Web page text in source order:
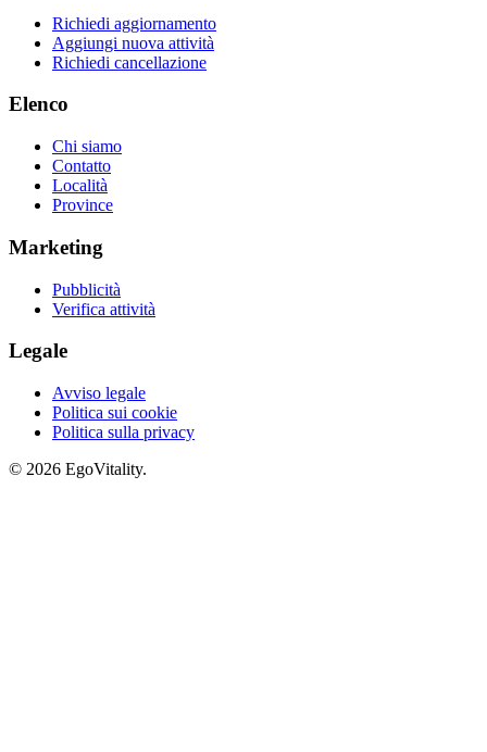
Richiedi aggiornamento
Aggiungi nuova attività
Richiedi cancellazione
Elenco
Chi siamo
Contatto
Località
Province
Marketing
Pubblicità
Verifica attività
Legale
Avviso legale
Politica sui cookie
Politica sulla privacy
© 2026 EgoVitality.